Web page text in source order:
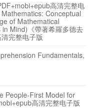
高清完整电
Conceptual
of Mathematical
Mind)《帶著希羅多德去
完整电子版
Fundamentals,
People-First Model for
高清完整电子版